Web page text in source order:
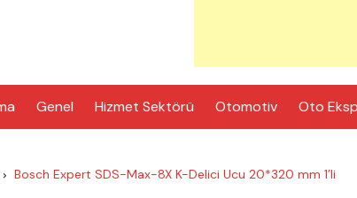
Genel Hizmet Sektörü Otomotiv Oto
Bosch Expert SDS-Max-8X K-Delici Ucu 20*320 mm 1’li